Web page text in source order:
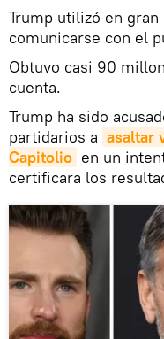
Trump utilizó en
comunicarse con el
Obtuvo casi 90
cuenta.
Trump ha sido
partidarios a asaltar
Capitolio en un
certificara los